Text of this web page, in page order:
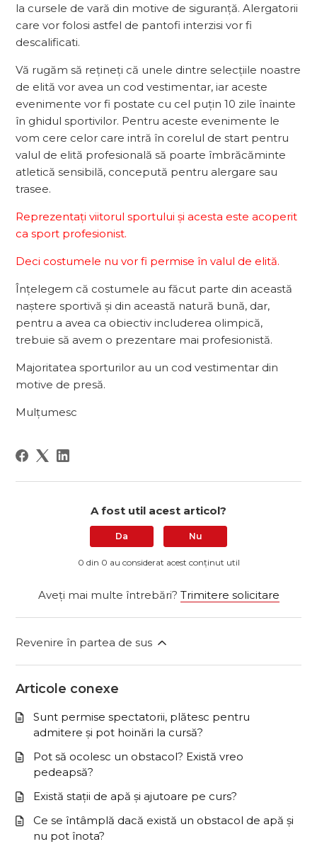
la cursele de vară din motive de siguranță. Alergatorii
care vor folosi astfel de pantofi interzisi vor fi
descalificati.
Vă rugăm să rețineți că unele dintre selecțiile noastre
de elită vor avea un cod vestimentar, iar aceste
evenimente vor fi postate cu cel puțin 10 zile înainte
în ghidul sportivilor. Pentru aceste evenimente le
vom cere celor care intră în corelul de start pentru
valul de elită profesională să poarte îmbrăcăminte
atletică sensibilă, concepută pentru alergare sau
trasee.
Reprezentați viitorul sportului și acesta este acoperit
ca sport profesionist.
Deci costumele nu vor fi permise în valul de elită.
Înțelegem că costumele au făcut parte din această
naștere sportivă și din această natură bună, dar,
pentru a avea ca obiectiv includerea olimpică,
trebuie să avem o prezentare mai profesionistă.
Majoritatea sporturilor au un cod vestimentar din
motive de presă.
Mulțumesc
A fost util acest articol?
Da Nu
0 din 0 au considerat acest conținut util
Aveți mai multe întrebări? Trimitere solicitare
Revenire în partea de sus
Articole conexe
Sunt permise spectatorii, plătesc pentru
admitere și pot hoinări la cursă?
Pot să ocolesc un obstacol? Există vreo
pedeapsă?
Există stații de apă și ajutoare pe curs?
Ce se întâmplă dacă există un obstacol de apă și
nu pot înota?